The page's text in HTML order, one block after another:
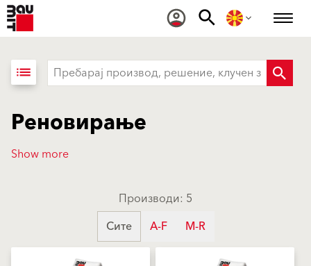
list
Реновирање
Show more
Производи: 5
Сите
A-F M-R